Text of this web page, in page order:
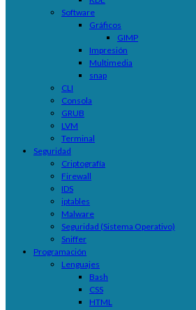
Software
Gráficos
GIMP
Impresión
Multimedia
snap
CLI
Consola
GRUB
LVM
Terminal
Seguridad
Criptografía
Firewall
IDS
iptables
Malware
Seguridad (Sistema Operativo)
Sniffer
Programación
Lenguajes
Bash
CSS
HTML